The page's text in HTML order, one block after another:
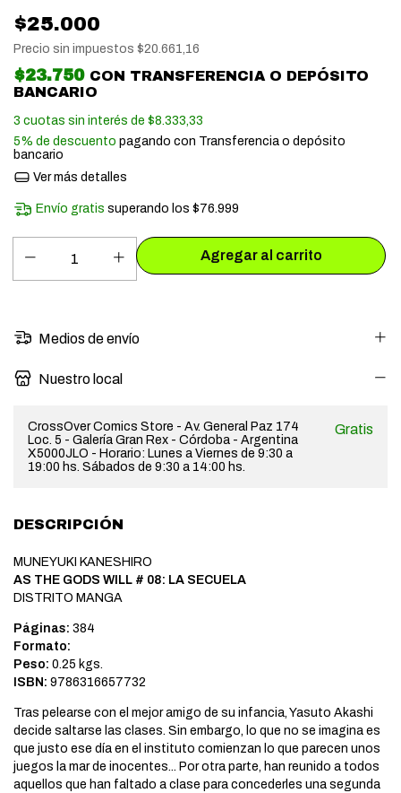
$25.000
Precio sin impuestos $20.661,16
$23.750 CON TRANSFERENCIA O DEPÓSITO
BANCARIO
3 cuotas sin interés de $8.333,33
5% de descuento pagando con Transferencia o depósito
bancario
Ver más detalles
Envío gratis superando los$76.999
Medios de envío
Nuestro local
CrossOver Comics Store - Av. General Paz 174
Loc. 5 - Galería Gran Rex - Córdoba - Argentina
X5000JLO - Horario: Lunes a Viernes de 9:30 a
19:00 hs. Sábados de 9:30 a 14:00 hs.
Gratis
DESCRIPCIÓN
MUNEYUKI KANESHIRO
AS THE GODS WILL # 08: LA SECUELA
DISTRITO MANGA
Páginas: 384
Formato:
Peso: 0.25 kgs.
ISBN: 9786316657732
Tras pelearse con el mejor amigo de su infancia, Yasuto Akashi
decide saltarse las clases. Sin embargo, lo que no se imagina es
que justo ese día en el instituto comienzan lo que parecen unos
juegos la mar de inocentes... Por otra parte, han reunido a todos
aquellos que han faltado a clase para concederles una segunda